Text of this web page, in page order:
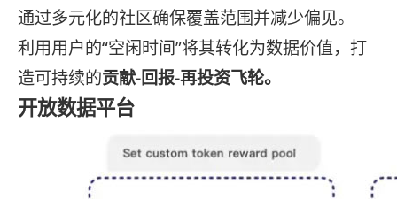
通过多元化的社区确保覆盖范围并减少偏见。
利用用户的“空闲时间”将其转化为数据价值，打
造可持续的贡献-回报-再投资飞轮。
开放数据平台